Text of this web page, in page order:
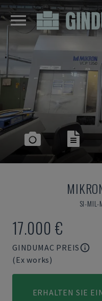
SI-
17.000 €
GINDUMAC PREIS
(Ex works)
ERHALTEN SIE